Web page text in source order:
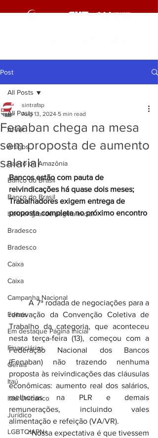
Post
All Posts
AFAP
Artigos
Banco da Amazônia
Banco do Brasil
Banco do Brasil
banner grande pagina inicial
Bradesco
Bradesco
Caixa
Caixa
Campanha Nacional
Editais
Em destaque Página inicial
Financiários
Gerais
Itaú
Itaú Unibanco
Jurídico
LGBTQIAPN+
All Posts
Fenaban chega na mesa
sem proposta de aumento
salarial
sintrafap
Aug 13, 2024 5 min read
Bancos estão com pauta de
reivindicações há quase dois meses;
Trabalhadores exigem entrega de
proposta completa no próximo encontro
	A 7ª rodada de negociações para a
renovação da Convenção Coletiva de
Trabalho da categoria, que aconteceu
nesta terça-feira (13), começou com a
Federação Nacional dos Bancos
(Fenaban) não trazendo nenhuma
proposta às reivindicações das cláusulas
econômicas: aumento real dos salários,
melhorias na PLR e demais
remunerações, incluindo vales
alimentação e refeição (VA/VR).
	“Nossa expectativa é que tivessem